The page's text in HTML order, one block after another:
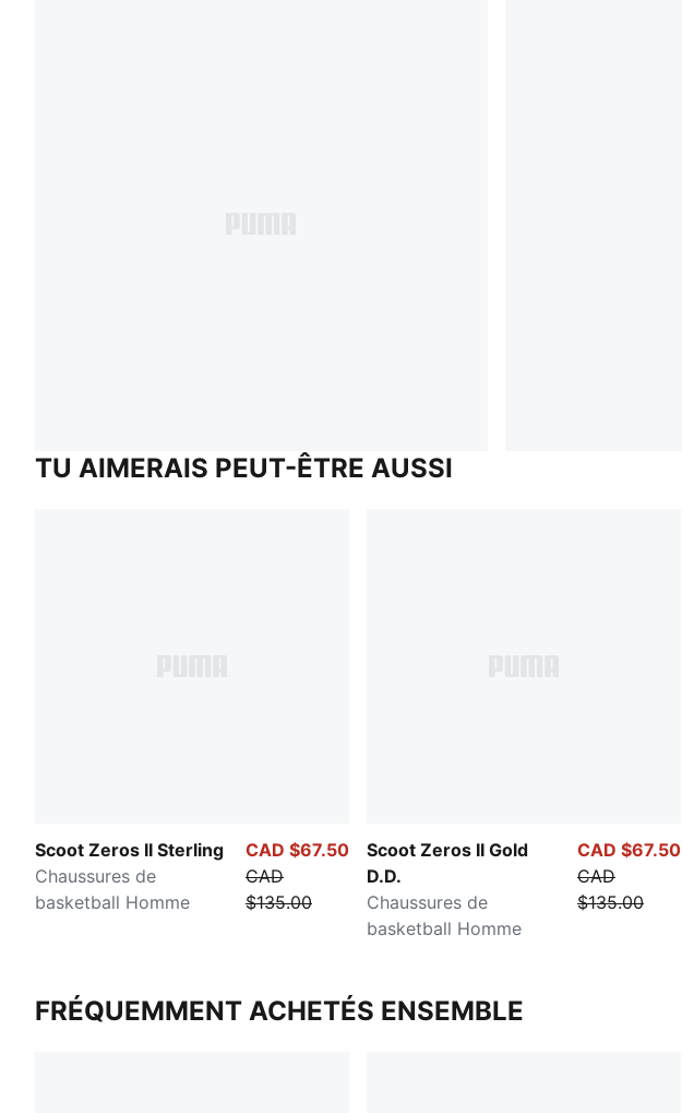
TU AIMERAIS PEUT-ÊTRE AUSSI
Scoot Zeros II Sterling
Chaussures de
basketball Homme
CAD $67.50
CAD
$135.00
Scoot Zeros II Gold
D.D.
Chaussures de
basketball Homme
CAD $67.50
CAD
$135.00
FRÉQUEMMENT ACHETÉS ENSEMBLE